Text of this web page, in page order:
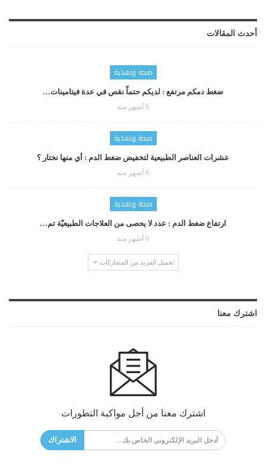
أحدث المقالات
صحة وتغذية
ضغط دمكم مرتفع : لديكم حتماّ نقص في عدة فيتامينات…
6 أشهر منذ
صحة وتغذية
عشرات العناصر الطبيعية لتخفيض ضغط الدم : أي منها نختار ؟
6 أشهر منذ
صحة وتغذية
ارتفاع ضغط الدم : عدد لا يحصى من العلاجات الطبيعيّة تم…
6 أشهر منذ
تحميل المزيد من المشاركات
اشترك معنا
اشترك معنا من أجل مواكبة التطورات
الاشتراك